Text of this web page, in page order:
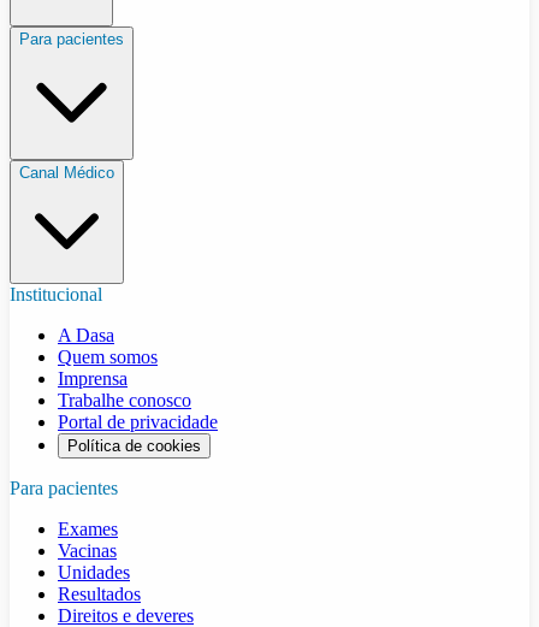
Para pacientes
Canal Médico
Institucional
A Dasa
Quem somos
Imprensa
Trabalhe conosco
Portal de privacidade
Política de cookies
Para pacientes
Exames
Vacinas
Unidades
Resultados
Direitos e deveres